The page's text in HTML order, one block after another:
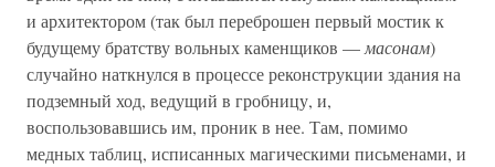
и архитектором (так был переброшен первый мостик к
будущему братству вольных каменщиков — масонам)
случайно наткнулся в процессе реконструкции здания на
подземный ход, ведущий в гробницу, и,
воспользовавшись им, проник в нее. Там, помимо
медных таблиц, исписанных магическими письменами, и